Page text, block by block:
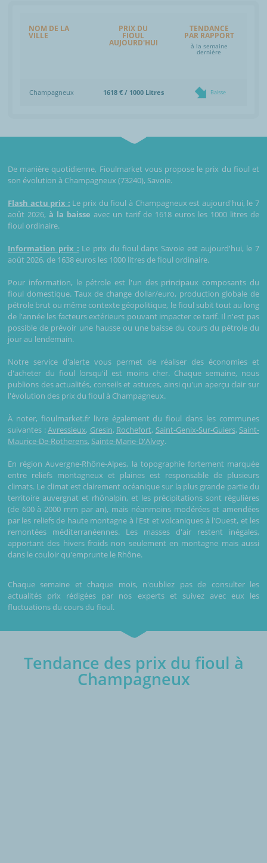
NOM DE LA
VILLE
PRIX DU
FIOUL
AUJOURD'HUI
TENDANCE
PAR RAPPORT
à la semaine
dernière
Champagneux 1618 € / 1000 Litres Baisse
De manière quotidienne, Fioulmarket vous propose le prix du fioul et
son évolution à Champagneux (73240), Savoie.
Flash actu prix : Le prix du fioul à Champagneux est aujourd'hui, le 7
août 2026,à la baisse avec un tarif de 1618 euros les 1000 litres de
fioul ordinaire.
Information prix : Le prix du fioul dans Savoie est aujourd'hui, le 7
août 2026, de 1638 euros les 1000 litres de fioul ordinaire.
Pour information, le pétrole est l'un des principaux composants du
fioul domestique. Taux de change dollar/euro, production globale de
pétrole brut ou même contexte géopolitique, le fioul subit tout au long
de l'année les facteurs extérieurs pouvant impacter ce tarif. Il n'est pas
possible de prévoir une hausse ou une baisse du cours du pétrole du
jour au lendemain.
Notre service d'alerte vous permet de réaliser des économies et
d'acheter du fioul lorsqu'il est moins cher. Chaque semaine, nous
publions des actualités, conseils et astuces, ainsi qu'un aperçu clair sur
l'évolution des prix du fioul à Champagneux.
À noter, fioulmarket.fr livre également du fioul dans les communes
suivantes :Avressieux, Gresin, Rochefort, Saint-Genix-Sur-Guiers, Saint-
Maurice-De-Rotherens, Sainte-Marie-D'Alvey.
En région Auvergne-Rhône-Alpes, la topographie fortement marquée
entre reliefs montagneux et plaines est responsable de plusieurs
climats. Le climat est clairement océanique sur la plus grande partie du
territoire auvergnat et rhônalpin, et les précipitations sont régulières
(de 600 à 2000 mm par an), mais néanmoins modérées et amendées
par les reliefs de haute montagne à l'Est et volcaniques à l'Ouest, et les
remontées méditerranéennes. Les masses d'air restent inégales,
apportant des hivers froids non seulement en montagne mais aussi
dans le couloir qu'emprunte le Rhône.
Chaque semaine et chaque mois, n'oubliez pas de consulter les
actualités prix rédigées par nos experts et suivez avec eux les
fluctuations du cours du fioul.
Tendance des prix du fioul à
Champagneux